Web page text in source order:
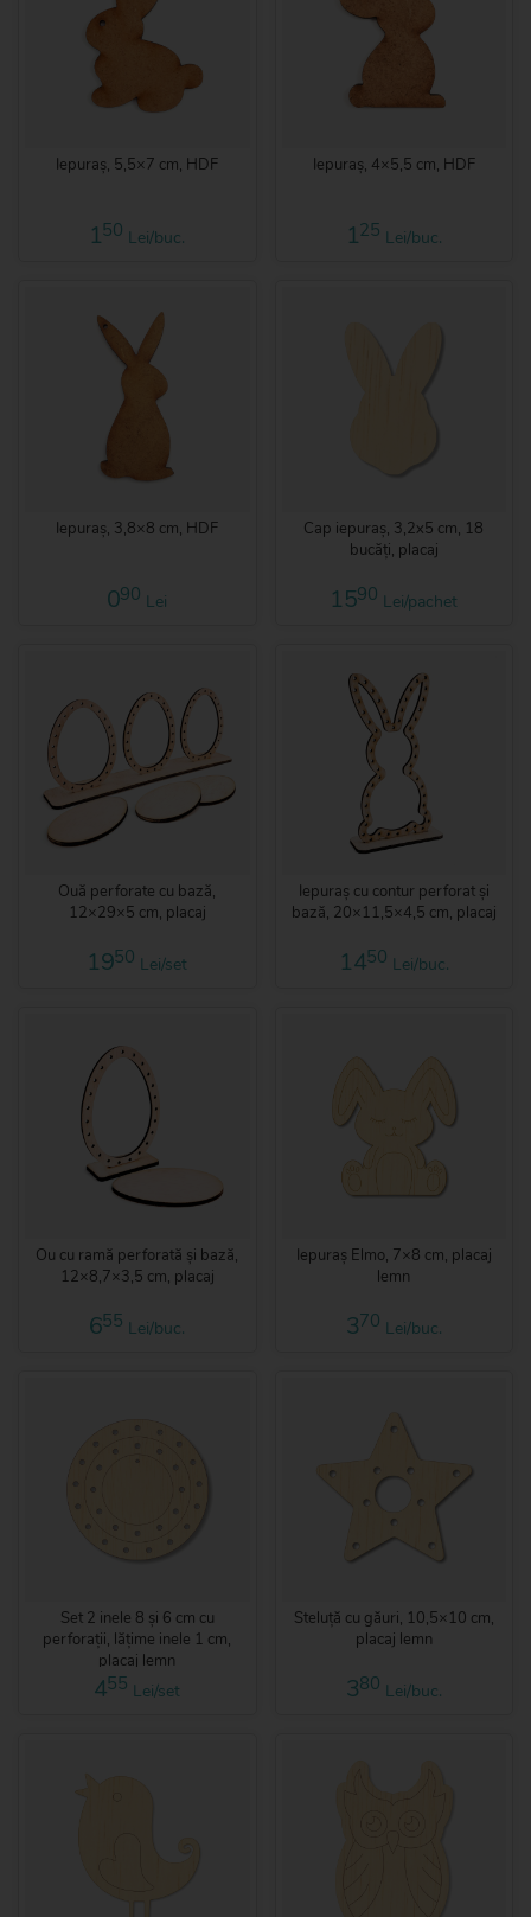
Iepuraș, 5,5×7 cm, HDF
150 Lei/buc.
Iepuraș, 4×5,5 cm, HDF
125 Lei/buc.
Iepuraș, 3,8×8 cm, HDF
090 Lei
Cap iepuraș, 3,2x5 cm, 18
bucăți, placaj
1590 Lei/pachet
Ouă perforate cu bază,
12×29×5 cm, placaj
1950 Lei/set
Iepuraș cu contur perforat și
bază, 20×11,5×4,5 cm, placaj
1450 Lei/buc.
Ou cu ramă perforată și bază,
12×8,7×3,5 cm, placaj
655 Lei/buc.
Iepuraș Elmo, 7×8 cm, placaj
lemn
370 Lei/buc.
Set 2 inele 8 și 6 cm cu
perforații, lățime inele 1 cm,
placaj lemn
455 Lei/set
Steluță cu găuri, 10,5×10 cm,
placaj lemn
380 Lei/buc.